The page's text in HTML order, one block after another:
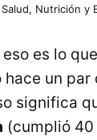
Nutrición y
es lo
hace un
significa
(cumplió